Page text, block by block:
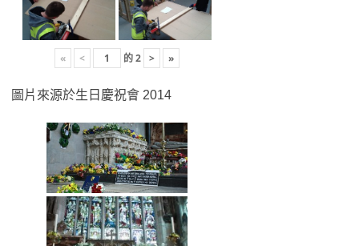
« < 的2 > »
圖片來源於生日慶祝會 2014